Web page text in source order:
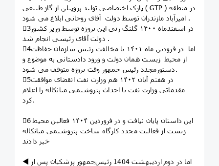
پارک اختصاصی تولید پروپیلن از گاز طبیعی ( GTP ) در منطقه
امیرآباد مازندران توسط دولت آقای روحانی ابلاغ می شود .
3⃣در اسفندماه ۱۴۰۰ گلنگ زنی این پروژه توسط وزیر کشور
دولت آقای رئیسی انجام شد .
4⃣اما در فرودین ماه ۱۴۰۱ با مخالفت رئیس سازمان حفاظت
از محیط زیست همان دولت و ورود دادستانی به موضوع و
دستورمجدد رئیس جمهور وقت پروژه متوقف می شود.
5⃣در هفتم آبان ۱۴۰۲ هم وزارت نفت انقضای موافقت
مقدماتی وزارت نفت با احداث پتروشیمی میانکاله را اعلام
کرد.
6⃣ این داستان پایان نیافت و در فروردین ۱۴۰۴ فعالین محیط
زیست از فعالیت مجدد کارگاه ساخت پتروشیمی میانکاله
خبر دادند
◀️ اما در دوم اردیبهشت 1404 رئیس‌جمهور پزشکیان پس از